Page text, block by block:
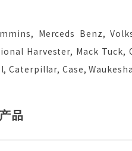
Merceds Benz,
Harvester, Mack Tuck,
Caterpillar, Case,
品